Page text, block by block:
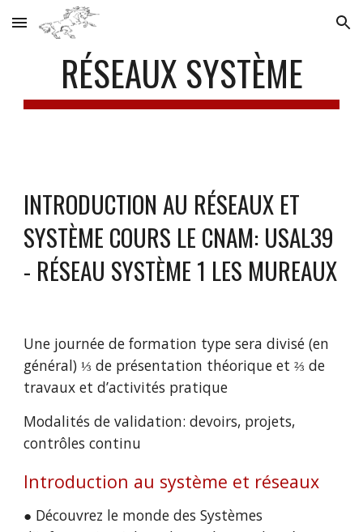
Skip to main content Skip to navigation
RÉSEAUX SYSTÈME
INTRODUCTION AU RÉSEAUX ET
SYSTÈME COURS LE CNAM: USAL39
- RÉSEAU SYSTÈME 1 LES MUREAUX
Une journée de formation type sera divisé (en
général) ⅓ de présentation théorique et ⅔ de
travaux et d’activités pratique
Modalités de validation: devoirs, projets,
contrôles continu
Introduction au système et réseaux
● Découvrez le monde des Systèmes